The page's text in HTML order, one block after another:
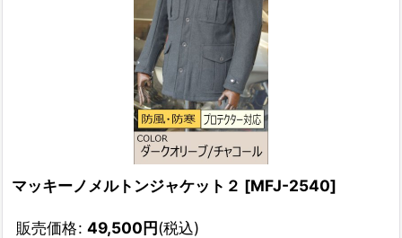
マッキーノメルトンジャケット２ [MFJ-2540]
販売価格: 49,500円(税込)